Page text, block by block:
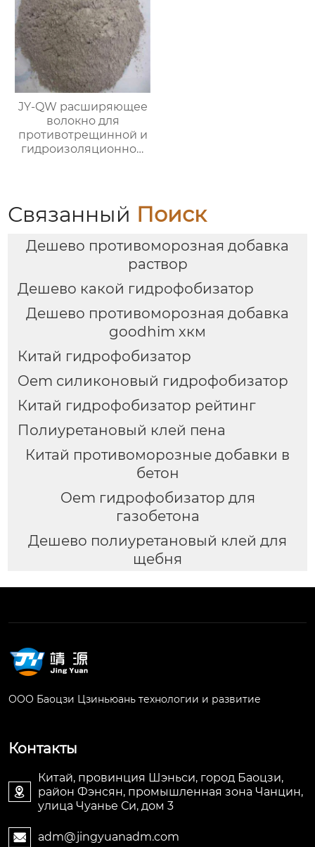
JY-QW расширяющее
волокно для
противотрещинной и
гидроизоляционной
Связанный Поиск
Дешево противоморозная добавка
раствор
Дешево какой гидрофобизатор
Дешево противоморозная добавка
goodhim хкм
Китай гидрофобизатор
Oem силиконовый гидрофобизатор
Китай гидрофобизатор рейтинг
Полиуретановый клей пена
Китай противоморозные добавки в
бетон
Oem гидрофобизатор для
газобетона
Дешево полиуретановый клей для
щебня
ООО Баоцзи Цзиньюань технологии и развитие
Контакты

Китай, провинция Шэньси, город Баоцзи,
район Фэнсян, промышленная зона Чанцин,
улица Чуанье Си, дом 3
 adm@jingyuanadm.com